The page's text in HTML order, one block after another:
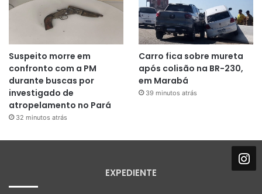
Suspeito morre em
confronto com a PM
durante buscas por
investigado de
atropelamento no Pará
32 minutos atrás
Carro fica sobre mureta
após colisão na BR-230,
em Marabá
39 minutos atrás
EXPEDIENTE